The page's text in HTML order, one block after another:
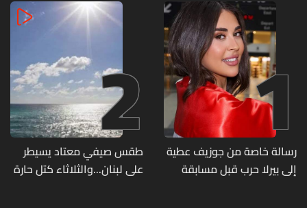
1
رسالة خاصة من جوزيف عطية
إلى بيرلا حرب قبل مسابقة
2
طقس صيفي معتاد يسيطر
على لبنان...والثلاثاء كتل حارة